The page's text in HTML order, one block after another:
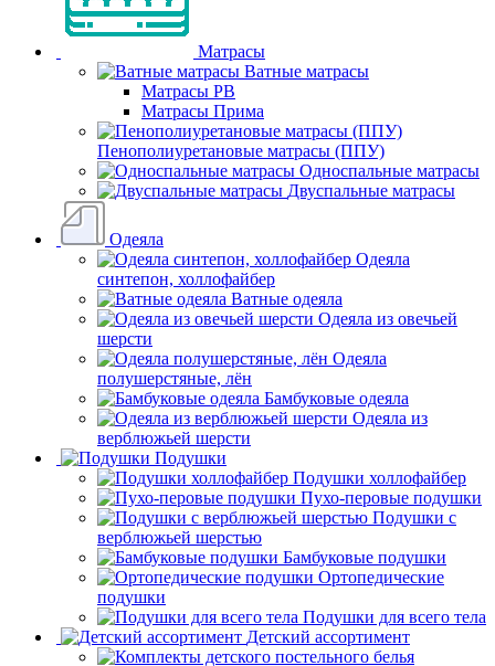
Матрасы
Ватные матрасы
Матрасы РВ
Матрасы Прима
Пенополиуретановые матрасы (ППУ)
Односпальные матрасы
Двуспальные матрасы
Одеяла
Одеяла
синтепон, холлофайбер
Ватные одеяла
Одеяла из овечьей
шерсти
Одеяла
полушерстяные, лён
Бамбуковые одеяла
Одеяла из
верблюжьей шерсти
Подушки
Подушки холлофайбер
Пухо-перовые подушки
Подушки с
верблюжьей шерстью
Бамбуковые подушки
Ортопедические
подушки
Подушки для всего тела
Детский ассортимент